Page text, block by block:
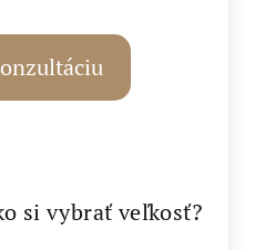
si vybrať veľkosť?